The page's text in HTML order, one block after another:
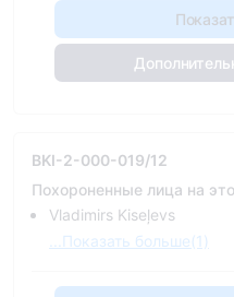
BKI-2-000-019/12
Похороненные лица на
Vladimirs Kiseļevs
...Показать больше(1)